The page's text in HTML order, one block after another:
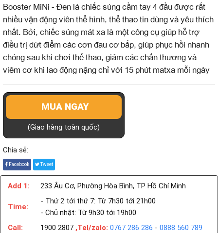
Booster MiNi - Đen là chiếc súng cầm tay 4 đầu được rất
nhiều vận động viên thể hình, thể thao tin dùng và yêu thích
nhất. Bởi, chiếc súng mát xa là một công cụ giúp hỗ trợ
điều trị dứt điểm các cơn đau cơ bắp, giúp phục hồi nhanh
chóng sau khi chơi thể thao, giảm các chấn thương và
viêm cơ khi lao động nặng chỉ với 15 phút matxa mỗi ngày
MUA NGAY
(Giao hàng toàn quốc)
Chia sẻ:
Facebook Tweet
Add 1: 233 Âu Cơ, Phường Hòa Bình, TP Hồ Chí Minh
Time:
- Thứ 2 tới thứ 7: Từ 7h30 tới 21h00
- Chủ nhật: Từ 9h30 tới 19h00
Call:
1900 2807 ,Tel/zalo: 0767 286 286 - 0888 560 789